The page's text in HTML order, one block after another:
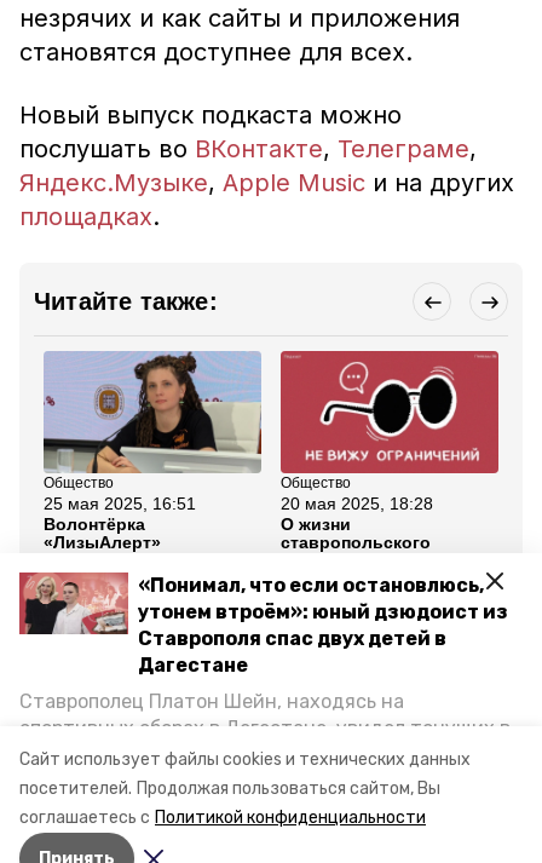
Сайт использует файлы cookies и технических данных
посетителей. Продолжая пользоваться сайтом, Вы
соглашаетесь с Политикой конфиденциальности
Принять
«Понимал, что если остановлюсь,
утонем втроём»: юный дзюдоист из
Ставрополя спас двух детей в
Дагестане
Ставрополец Платон Шейн, находясь на
спортивных сборах в Дегестане, увидел тонущих в
Каспийском море детей и бросился на помощь. По
возвращении домой, отважного мальчика
пригласили в министерство образования края и
наградили. Корреспондент «Победы26» пообщался
незрячих и как сайты и приложения
становятся доступнее для всех.
Новый выпуск подкаста можно
послушать во ВКонтакте, Телеграме,
Яндекс.Музыке, Apple Music и на других
площадках.
Читайте также:
Общество
25 мая 2025, 16:51
Волонтёрка
«ЛизыАлерт»
«Победы26», снятся ли
ей пропавшие
Общество
20 мая 2025, 18:28
О жизни
ставропольского
рассказали в подкасте
«Победы26»
Все новости
ставрополь цифровые технологии
Авторы: Кристина Кузёма